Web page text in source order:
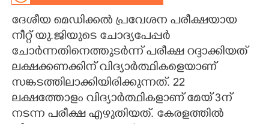
CARTOONS
LITERATURE
ദേശീയ മെഡിക്കൽ പ്രവേശന പരീക്ഷയായ
നീറ്റ് യു.ജിയുടെ ചോദ്യപേപ്പർ
ചോർന്നതിനെത്തുടർന്ന് പരീക്ഷ റദ്ദാക്കിയത്
ലക്ഷക്കണക്കിന് വിദ്യാർത്ഥികളെയാണ്
സങ്കടത്തിലാക്കിയിരിക്കുന്നത്. 22
ലക്ഷത്തോളം വിദ്യാർത്ഥികളാണ് മേയ് 3ന്
നടന്ന പരീക്ഷ എഴുതിയത്. കേരളത്തിൽ